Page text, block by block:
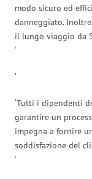
modo sicuro ed
danneggiato.
il lungo viaggio da
‘
‘
‘Tutti i dipendenti
garantire un
impegna a fornire
soddisfazione del
‘